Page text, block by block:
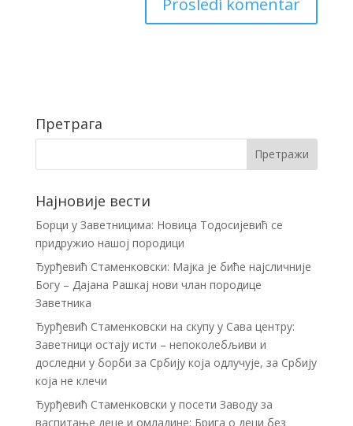
Претрага
Најновије вести
Борци у Заветницима: Новица Тодосијевић се
придружио нашој породици
Ђурђевић Стаменковски: Мајка је биће најсличније
Богу – Дајана Рашкај нови члан породице
Заветника
Ђурђевић Стаменковски на скупу у Сава центру:
Заветници остају исти – непоколебљиви и
доследни у борби за Србију која одлучује, за Србију
која не клечи
Ђурђевић Стаменковски у посети Заводу за
васпитање деце и омладине: Брига о деци без